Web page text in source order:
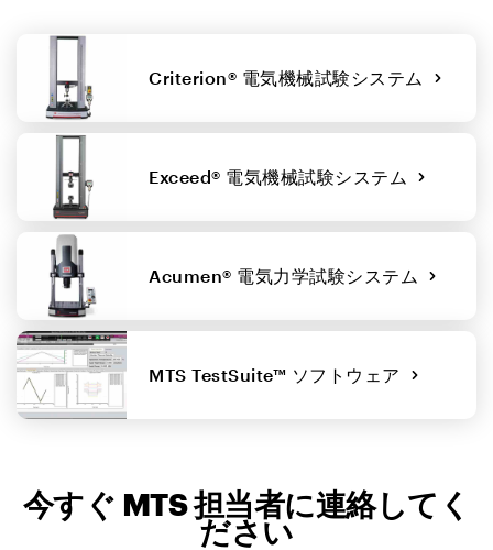
Criterion® 電気機械試験システム
Exceed® 電気機械試験システム
Acumen® 電気力学試験システム
MTS TestSuite™ ソフトウェア
今すぐ MTS 担当者に連絡してく
ださい